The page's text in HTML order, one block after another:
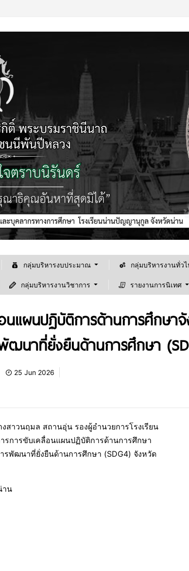
กลุ่มบริหารงบประมาณ กลุ่มบริหารงานทั่วไ
กลุ่มบริหารงานวิชาการ รายงานการนิเทศ
นแผนปฏิบัติการด้านการศึกษา
ฒนาที่ยั่งยืนด้านการศึกษา
25 Jun 2026
าวนฤมล สถานอุ่น รองผู้อำนวยการโรงเรียน
รการขับเคลื่อนแผนปฏิบัติการด้านการศึกษา
รพัฒนาที่ยั่งยืนด้านการศึกษา (SDG4) จังหวัด
าน
ยินดีต้อนรับเข้าสู้เว็ปไซต์ "โรงเรียนน่านปัญญานุกูล จังวหั